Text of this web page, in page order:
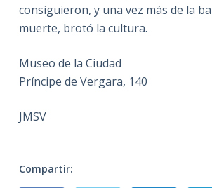
consiguieron, y una vez más de la
muerte, brotó la cultura.
Museo de la Ciudad
Príncipe de Vergara, 140
JMSV
Compartir: